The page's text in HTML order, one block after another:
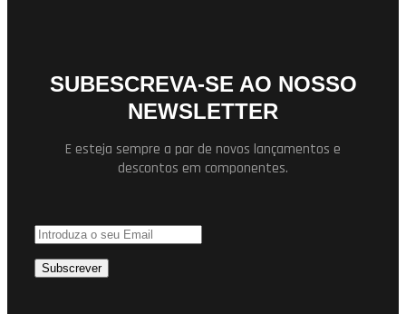
SUBESCREVA-SE AO NOSSO
NEWSLETTER
E esteja sempre a par de novos lançamentos e
descontos em componentes.